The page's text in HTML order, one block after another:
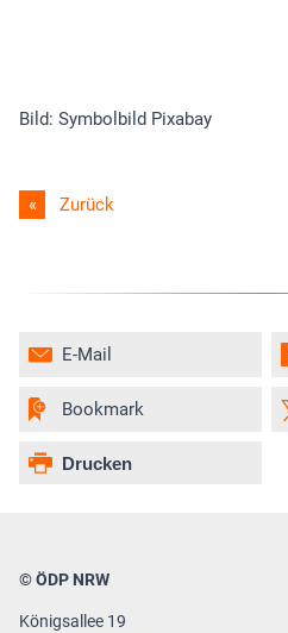
Bild: Symbolbild Pixabay
Zurück
E-Mail
Bookmark
Drucken
© ÖDP NRW
Königsallee 19